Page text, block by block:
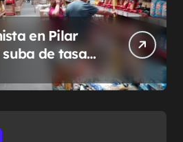
en Pilar
de tasas